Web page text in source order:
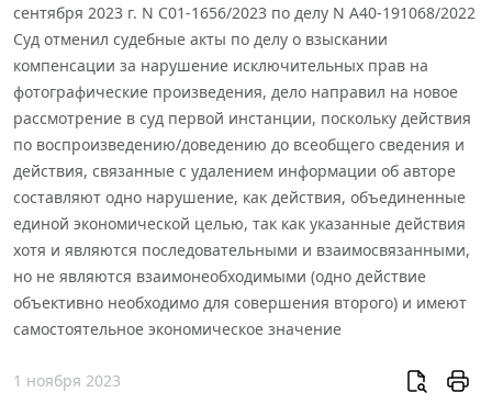
сентября 2023 г. N С01-1656/2023 по делу N А40-191068/2022
Суд отменил судебные акты по делу о взыскании
компенсации за нарушение исключительных прав на
фотографические произведения, дело направил на новое
рассмотрение в суд первой инстанции, поскольку действия
по воспроизведению/доведению до всеобщего сведения и
действия, связанные с удалением информации об авторе
составляют одно нарушение, как действия, объединенные
единой экономической целью, так как указанные действия
хотя и являются последовательными и взаимосвязанными,
но не являются взаимонеобходимыми (одно действие
объективно необходимо для совершения второго) и имеют
самостоятельное экономическое значение
1 ноября 2023